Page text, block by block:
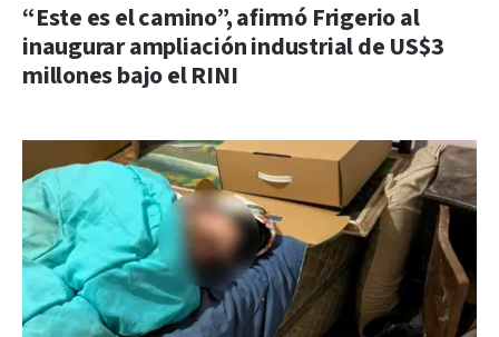
“Este es el camino”, afirmó Frigerio al
inaugurar ampliación industrial de US$3
millones bajo el RINI